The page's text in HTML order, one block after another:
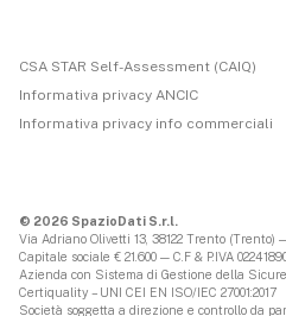
CSA STAR Self-Assessment (CAIQ)
Informativa privacy ANCIC
Informativa privacy info commerciali
© 2026 SpazioDati S.r.l.
Via Adriano Olivetti 13, 38122 Trento (Trento)
Capitale sociale € 21.600 — C.F & P.IVA
Azienda con Sistema di Gestione della
Certiquality – UNI CEI EN ISO/IEC 27001:2017
Società soggetta a direzione e controllo da